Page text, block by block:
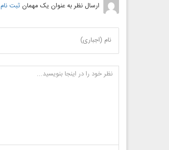
ارسال نظر به عنوان یک مهمانثبت نام
نام (اجباری)